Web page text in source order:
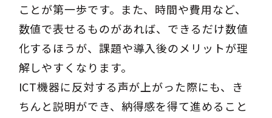
ことが第一歩です。また、時間や費用など、
数値で表せるものがあれば、できるだけ数値
化するほうが、課題や導入後のメリットが理
解しやすくなります。
ICT機器に反対する声が上がった際にも、き
ちんと説明ができ、納得感を得て進めること